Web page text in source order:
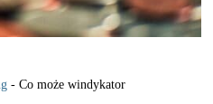
- Co może windykator